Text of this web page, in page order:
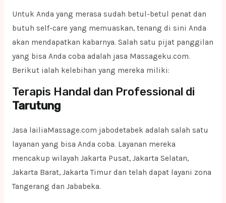
Untuk Anda yang merasa sudah betul-betul penat dan
butuh self-care yang memuaskan, tenang di sini Anda
akan mendapatkan kabarnya. Salah satu pijat panggilan
yang bisa Anda coba adalah jasa Massageku.com.
Berikut ialah kelebihan yang mereka miliki:
Terapis Handal dan Professional di
Tarutung
Jasa lailiaMassage.com jabodetabek adalah salah satu
layanan yang bisa Anda coba. Layanan mereka
mencakup wilayah Jakarta Pusat, Jakarta Selatan,
Jakarta Barat, Jakarta Timur dan telah dapat layani zona
Tangerang dan Jababeka.